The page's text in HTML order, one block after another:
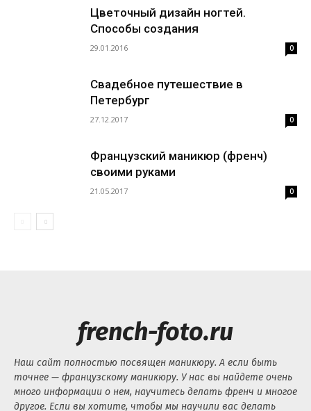
Цветочный дизайн ногтей.
Способы создания
29.01.2016 0
Свадебное путешествие в
Петербург
27.12.2017 0
Французский маникюр (френч)
своими руками
21.05.2017 0
french-foto.ru
Наш сайт полностью посвящен маникюру. А если быть
точнее — французскому маникюру. У нас вы найдете очень
много информации о нем, научитесь делать френч и многое
другое. Если вы хотите, чтобы мы научили вас делать